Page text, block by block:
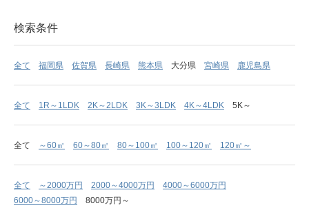
検索条件
全て 福岡県 佐賀県 長崎県 熊本県 大分県 宮崎県 鹿児島県
全て 1R～1LDK 2K～2LDK 3K～3LDK 4K～4LDK 5K～
全て ～60㎡ 60～80㎡ 80～100㎡ 100～120㎡ 120㎡～
全て ～2000万円 2000～4000万円
4000～6000万円
6000～8000万円
8000万円～